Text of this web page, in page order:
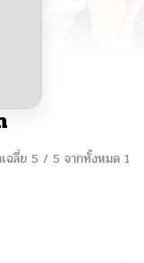
ฉลี่ย 5 / 5 จากทั้งหมด 1